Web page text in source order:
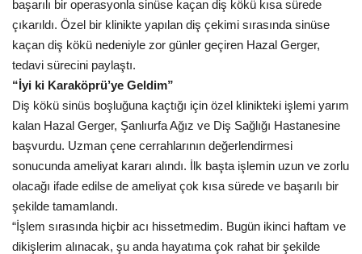
Galeriler
Yaşam
Künye
Sağlık
İletişim
Kültür Sanat
başarılı bir operasyonla sinüse kaçan diş kökü kısa sürede
çıkarıldı. Özel bir klinikte yapılan diş çekimi sırasında sinüse
kaçan diş kökü nedeniyle zor günler geçiren Hazal Gerger,
tedavi sürecini paylaştı.
“İyi ki Karaköprü’ye Geldim”
Diş kökü sinüs boşluğuna kaçtığı için özel klinikteki işlemi yarım
kalan Hazal Gerger, Şanlıurfa Ağız ve Diş Sağlığı Hastanesine
başvurdu. Uzman çene cerrahlarının değerlendirmesi
sonucunda ameliyat kararı alındı. İlk başta işlemin uzun ve zorlu
olacağı ifade edilse de ameliyat çok kısa sürede ve başarılı bir
şekilde tamamlandı.
“İşlem sırasında hiçbir acı hissetmedim. Bugün ikinci haftam ve
dikişlerim alınacak, şu anda hayatıma çok rahat bir şekilde